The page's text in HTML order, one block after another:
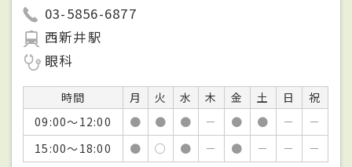
03-5856-6877
西新井駅
眼科
時間 月 火 水 木 金 土 日
祝
09:00～12:00
● ● ● － ● ● －
－
15:00～18:00
● ○ ● － ● － －
－